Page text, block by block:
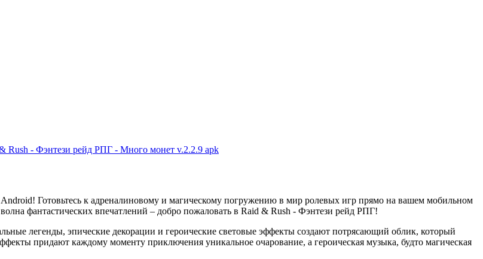
Rush - Фэнтези рейд РПГ - Много монет v.2.2.9 apk
Готовьтесь к адреналиновому и магическому погружению в мир ролевых игр прямо на вашем мобильном
фантастических впечатлений – добро пожаловать в Raid & Rush - Фэнтези рейд РПГ!
легенды, эпические декорации и героические световые эффекты создают потрясающий облик, который
придают каждому моменту приключения уникальное очарование, а героическая музыка, будто магическая